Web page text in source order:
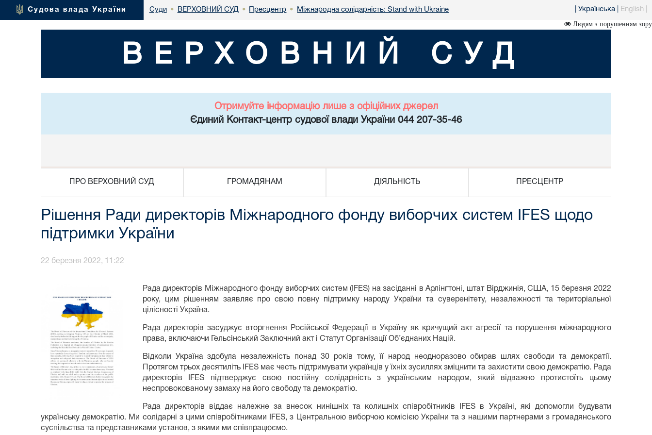
Судова влада України Суди • ВЕРХОВНИЙ СУД • Пресцентр • Міжнародна солідарність: Stand with Ukraine Українська English
Людям з порушенням зору
ВЕРХОВНИЙ СУД
Отримуйте інформацію лише з офіційних джерел
Єдиний Контакт-центр судової влади України 044 207-35-46
ПРО ВЕРХОВНИЙ СУД ГРОМАДЯНАМ ДІЯЛЬНІСТЬ ПРЕСЦЕНТР
Рішення Ради директорів Міжнародного фонду виборчих систем IFES щодо
підтримки України
22 березня 2022, 11:22
Рада директорів Міжнародного фонду виборчих систем (IFES) на засіданні в Арлінгтоні, штат Вірджинія, США, 15 березня 2022
року, цим рішенням заявляє про свою повну підтримку народу України та суверенітету, незалежності та територіальної
цілісності Україна.
Рада директорів засуджує вторгнення Російської Федерації в Україну як кричущий акт агресії та порушення міжнародного
права, включаючи Гельсінський Заключний акт і Статут Організації Об’єднаних Націй.
Відколи Україна здобула незалежність понад 30 років тому, її народ неодноразово обирав шлях свободи та демократії.
Протягом трьох десятиліть IFES має честь підтримувати українців у їхніх зусиллях зміцнити та захистити свою демократію. Рада
директорів IFES підтверджує свою постійну солідарність з українським народом, який відважно протистоїть цьому
неспровокованому замаху на його свободу та демократію.
Рада директорів віддає належне за внесок нинішніх та колишніх співробітників IFES в Україні, які допомогли будувати
українську демократію. Ми солідарні з цими співробітниками IFES, з Центральною виборчою комісією України та з нашими партнерами з громадянського
суспільства та представниками установ, з якими ми співпрацюємо.